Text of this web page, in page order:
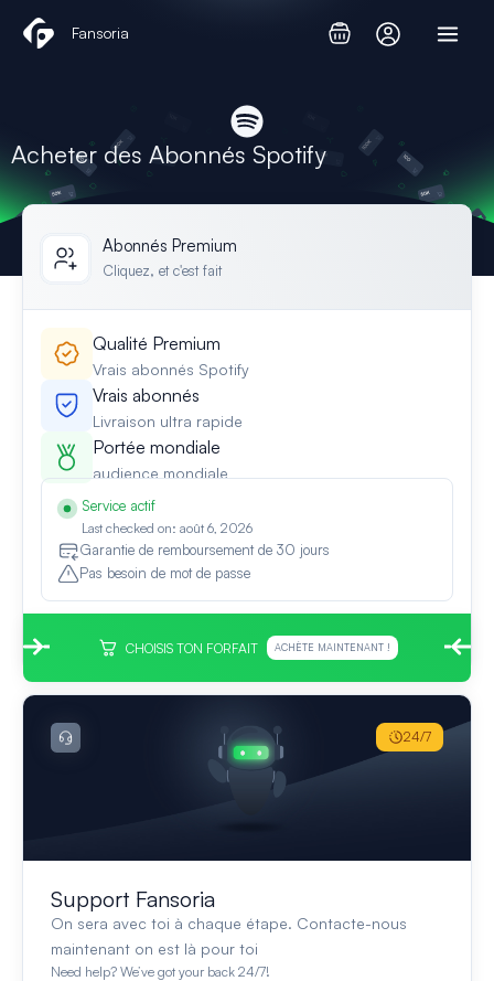
Fansoria
Acheter des Abonnés Spotify
Abonnés Premium
Cliquez, et c'est fait
Qualité Premium
Vrais abonnés Spotify
Vrais abonnés
Livraison ultra rapide
Portée mondiale
audience mondiale
Service actif
Last checked on: août 6, 2026
Garantie de remboursement de 30 jours
Pas besoin de mot de passe
CHOISIS TON FORFAIT ACHÈTE MAINTENANT !
Support Fansoria
On sera avec toi à chaque étape. Contacte-nous
maintenant on est là pour toi
Need help? We’ve got your back 24/7!
24/7